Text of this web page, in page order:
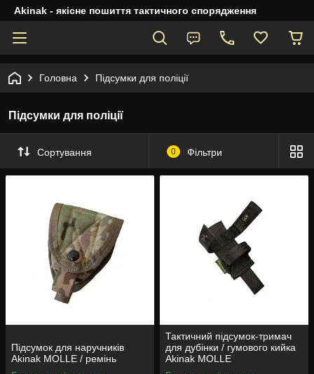
Akinak - якісне пошиття тактичного спорядження
Головна Підсумки для поліції
Підсумки для поліції
Сортування 0 Фільтри
Підсумок для наручників
Akinak MOLLE / ремінь
Тактичний підсумок-тримач
для дубінки / гумового кийка
Akinak MOLLE